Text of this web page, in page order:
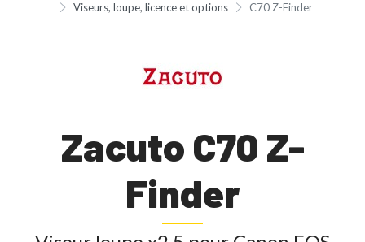
Viseurs, loupe, licence et options
C70 Z-Finder
Zacuto C70 Z-
Finder